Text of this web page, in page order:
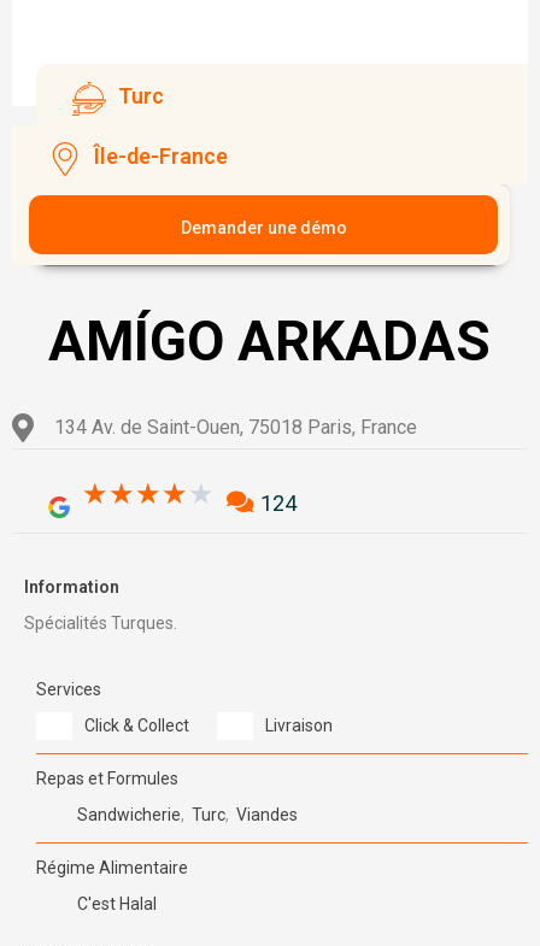
Turc
Île-de-France
Demander une démo
AMÍGO ARKADAS
134 Av. de Saint-Ouen, 75018 Paris, France
★★★★★ 4/5 124
Information
Spécialités Turques.
Services
Click & Collect
Livraison
Repas et Formules
Sandwicherie, Turc, Viandes
Régime Alimentaire
C'est Halal